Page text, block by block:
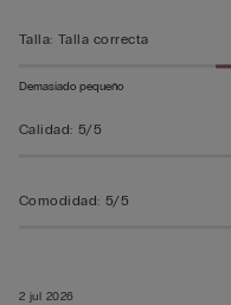
5
2 jul 2026
Talla: Talla correcta
Demasiado pequeño
Calidad: 5/5
Comodidad: 5/5